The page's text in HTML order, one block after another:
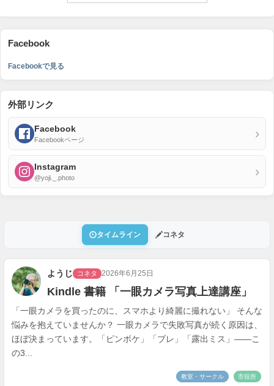
Facebook
Facebookで見る
外部リンク
Facebook
Facebookページ ›
Instagram
@yoji._.photo ›
タイムライン コネタ